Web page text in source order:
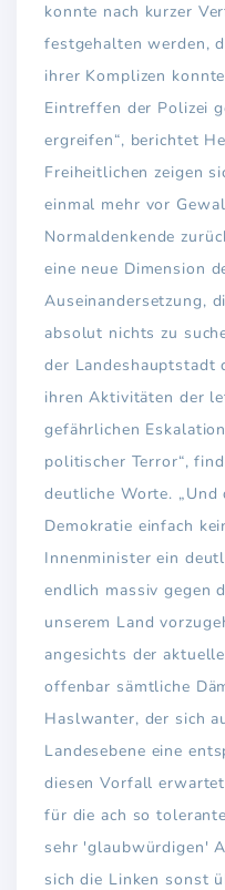
konnte nach kurzer
festgehalten werden,
ihrer Komplizen
Eintreffen der Polizei
ergreifen“, berichtet
Freiheitlichen zeigen
einmal mehr vor
Normaldenkende
eine neue Dimension
Auseinandersetzung,
absolut nichts zu
der Landeshauptstadt
ihren Aktivitäten der
gefährlichen
politischer Terror“,
deutliche Worte.
Demokratie einfach
Innenminister ein
endlich massiv gegen
unserem Land
angesichts der
offenbar sämtliche
Haslwanter, der sich
Landesebene eine
diesen Vorfall
für die ach so
sehr 'glaubwürdigen'
sich die Linken sonst